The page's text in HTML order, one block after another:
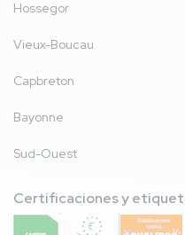
Hossegor
Vieux-Boucau
Capbreton
Bayonne
Sud-Ouest
Certificaciones y